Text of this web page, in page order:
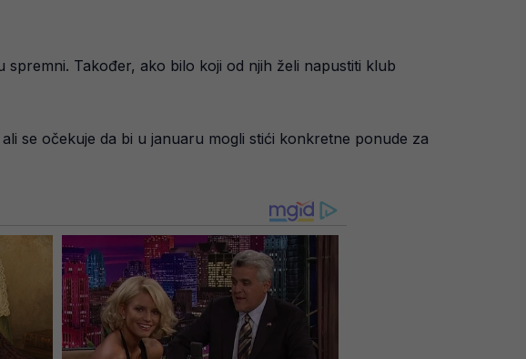
Također, ako bilo koji od njih želi napustiti klub
se očekuje da bi u januaru mogli stići konkretne ponude za